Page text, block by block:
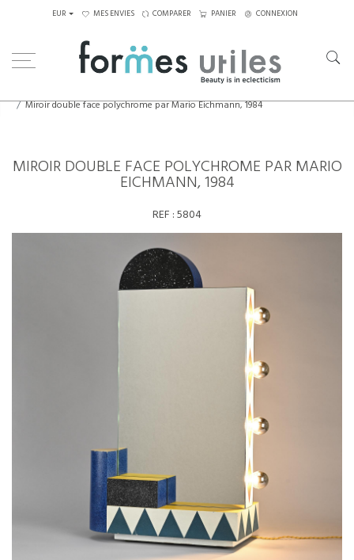
EUR MES ENVIES COMPARER PANIER CONNEXION
Miroir double face polychrome par Mario Eichmann, 1984
MIROIR DOUBLE FACE POLYCHROME PAR MARIO
EICHMANN, 1984
REF :5804